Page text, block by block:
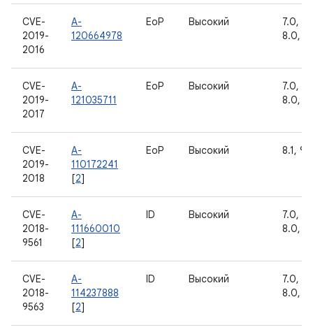
CVE-
2019-
2016
A-
120664978
EoP Высокий
7.0,
8.0,
CVE-
2019-
2017
A-
121035711
EoP Высокий
7.0,
8.0,
CVE-
2019-
2018
A-
110172241
[2]
EoP Высокий 8.1, 9
CVE-
2018-
9561
A-
111660010
[2]
ID Высокий
7.0,
8.0,
CVE-
2018-
9563
A-
114237888
[2]
ID Высокий
7.0,
8.0,